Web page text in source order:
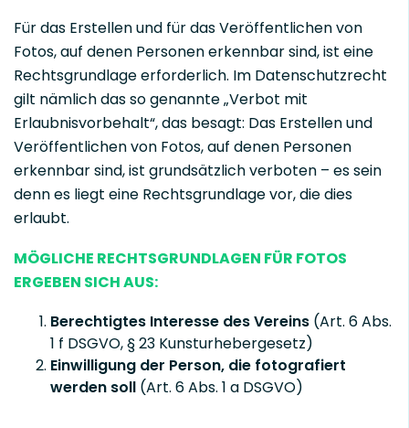
Für das Erstellen und für das Veröffentlichen von
Fotos, auf denen Personen erkennbar sind, ist eine
Rechtsgrundlage erforderlich. Im Datenschutzrecht
gilt nämlich das so genannte „Verbot mit
Erlaubnisvorbehalt“, das besagt: Das Erstellen und
Veröffentlichen von Fotos, auf denen Personen
erkennbar sind, ist grundsätzlich verboten – es sein
denn es liegt eine Rechtsgrundlage vor, die dies
erlaubt.
MÖGLICHE RECHTSGRUNDLAGEN FÜR FOTOS
ERGEBEN SICH AUS:
Berechtigtes Interesse des Vereins (Art. 6 Abs.
1 f DSGVO, § 23 Kunsturhebergesetz)
Einwilligung der Person, die fotografiert
werden soll (Art. 6 Abs. 1 a DSGVO)